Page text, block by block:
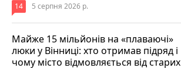
14 5 серпня 2026 р.
Майже 15 мільйонів на «плаваючі»
люки у Вінниці: хто отримав підряд і
чому місто відмовляється від старих